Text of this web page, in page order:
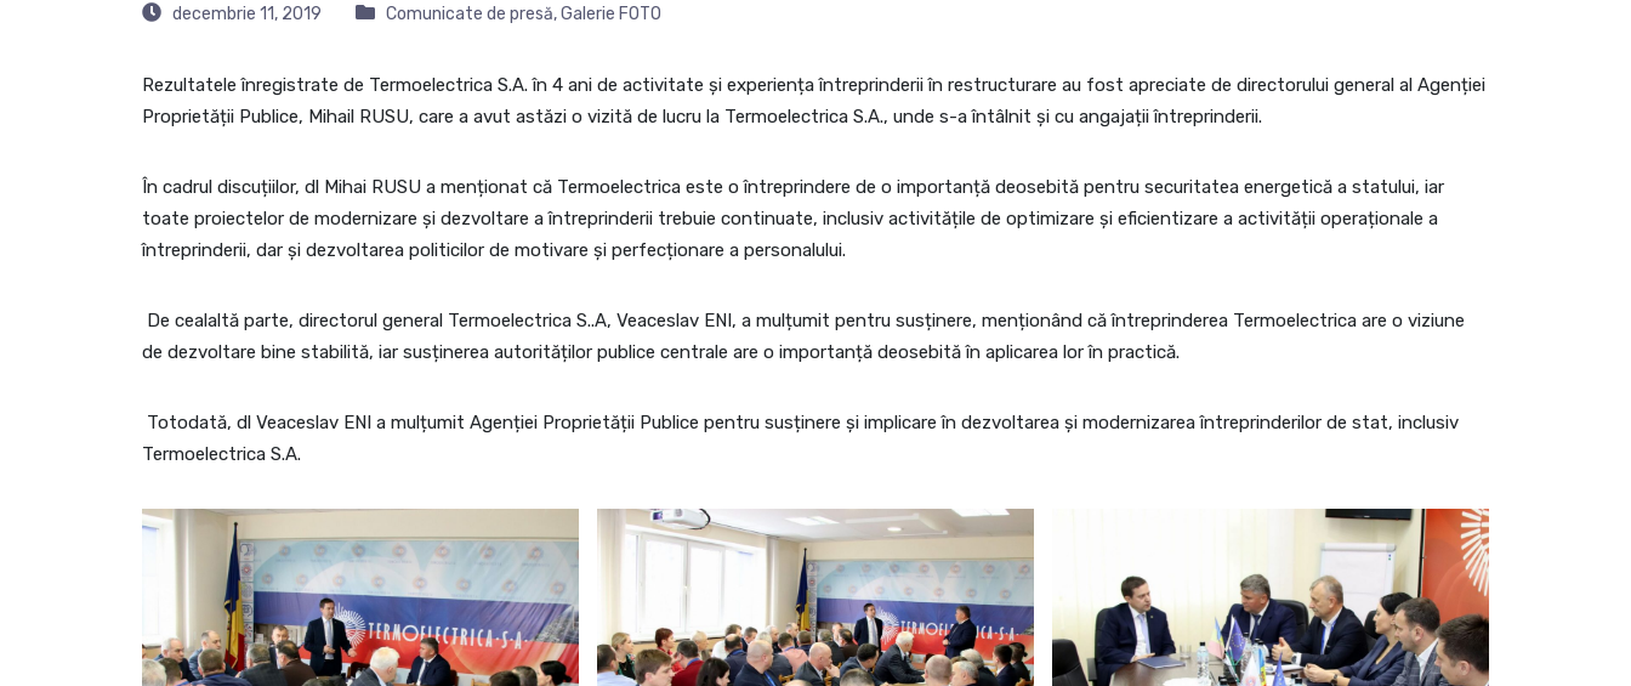
decembrie 11, 2019 Comunicate de presă,Galerie FOTO
Rezultatele înregistrate de Termoelectrica S.A. în 4 ani de activitate și experiența întreprinderii în restructurare au fost apreciate de directorului general al Agenției
Proprietății Publice, Mihail RUSU, care a avut astăzi o vizită de lucru la Termoelectrica S.A., unde s-a întâlnit și cu angajații întreprinderii.
În cadrul discuțiilor, dl Mihai RUSU a menționat că Termoelectrica este o întreprindere de o importanță deosebită pentru securitatea energetică a statului, iar
toate proiectelor de modernizare și dezvoltare a întreprinderii trebuie continuate, inclusiv activitățile de optimizare și eficientizare a activității operaționale a
întreprinderii, dar și dezvoltarea politicilor de motivare și perfecționare a personalului.
De cealaltă parte, directorul general Termoelectrica S..A, Veaceslav ENI, a mulțumit pentru susținere, menționând că întreprinderea Termoelectrica are o viziune
de dezvoltare bine stabilită, iar susținerea autorităților publice centrale are o importanță deosebită în aplicarea lor în practică.
Totodată, dl Veaceslav ENI a mulțumit Agenției Proprietății Publice pentru susținere și implicare în dezvoltarea și modernizarea întreprinderilor de stat, inclusiv
Termoelectrica S.A.